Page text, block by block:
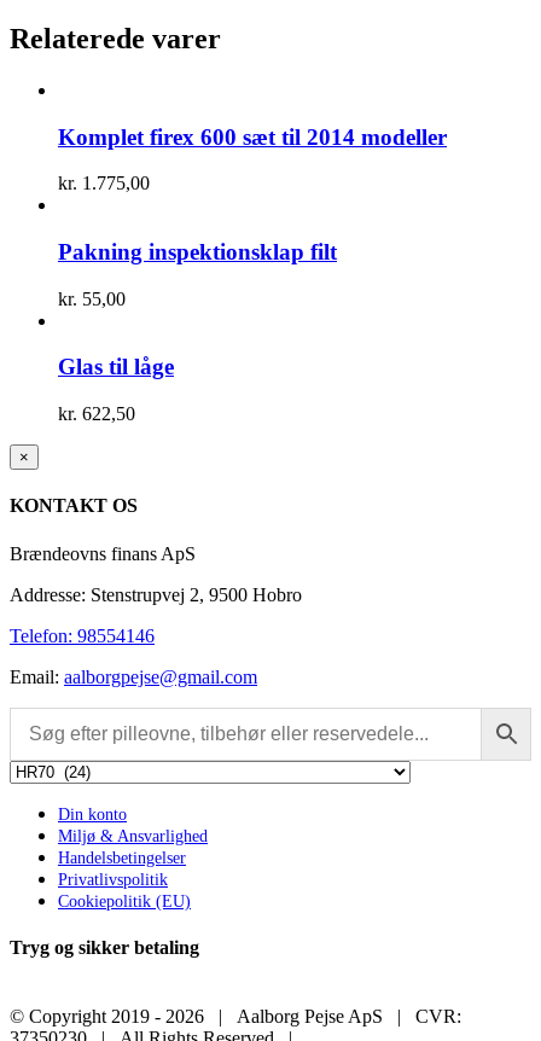
Relaterede varer
Komplet firex 600 sæt til 2014 modeller
kr. 1.775,00
Pakning inspektionsklap filt
kr. 55,00
Glas til låge
kr. 622,50
Close
product
view
×
KONTAKT OS
Brændeovns finans ApS
Addresse: Stenstrupvej 2, 9500 Hobro
Telefon: 98554146
Email: aalborgpejse@gmail.com
Din konto
Miljø & Ansvarlighed
Handelsbetingelser
Privatlivspolitik
Cookiepolitik (EU)
Tryg og sikker betaling
© Copyright 2019 - 2026 | Aalborg Pejse ApS | CVR: